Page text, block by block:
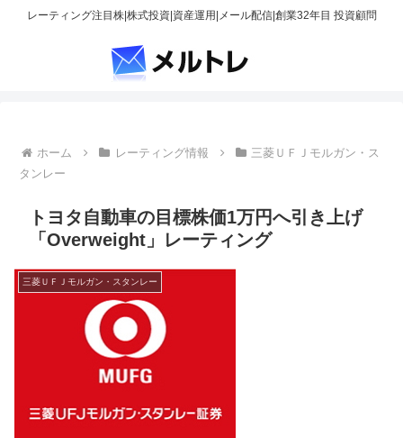
レーティング注目株|株式投資|資産運用|メール配信|創業32年目 投資顧問
ホーム レーティング情報
三菱ＵＦＪモルガン・ス
タンレー
トヨタ自動車の目標株価1万円へ引き上げ
「Overweight」レーティング
三菱ＵＦＪモルガン・スタンレー